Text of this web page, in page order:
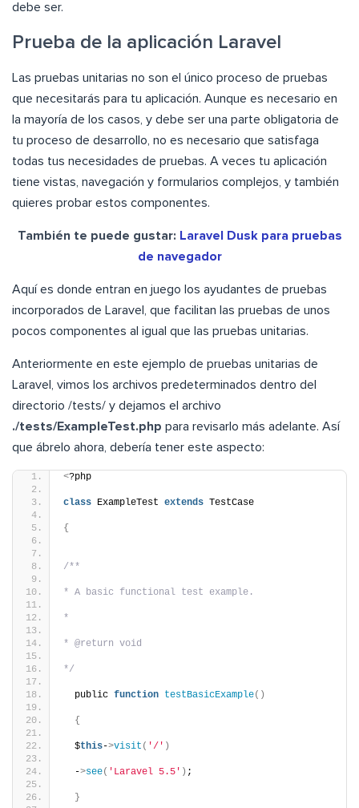
debe ser.
Prueba de la aplicación Laravel
Las pruebas unitarias no son el único proceso de pruebas
que necesitarás para tu aplicación. Aunque es necesario en
la mayoría de los casos, y debe ser una parte obligatoria de
tu proceso de desarrollo, no es necesario que satisfaga
todas tus necesidades de pruebas. A veces tu aplicación
tiene vistas, navegación y formularios complejos, y también
quieres probar estos componentes.
También te puede gustar: Laravel Dusk para pruebas
de navegador
Aquí es donde entran en juego los ayudantes de pruebas
incorporados de Laravel, que facilitan las pruebas de unos
pocos componentes al igual que las pruebas unitarias.
Anteriormente en este ejemplo de pruebas unitarias de
Laravel, vimos los archivos predeterminados dentro del
directorio /tests/ y dejamos el archivo
./tests/ExampleTest.php para revisarlo más adelante. Así
que ábrelo ahora, debería tener este aspecto:
<?php
class ExampleTest extends TestCase
{
/**
* A basic functional test example.
*
* @return void
*/
  public
function testBasicExample()
{
  $
this->visit ( '/' )
  -
>see( 'Laravel 5.5' ) ;
}